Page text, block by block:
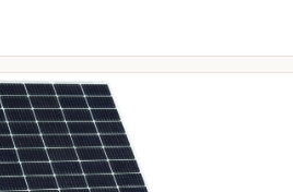
prijs € 24,95